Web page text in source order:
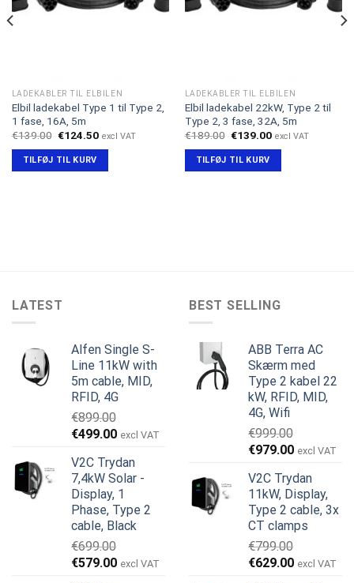
LADEKABLER TIL ELBILEN
Elbil ladekabel Type 1 til Type 2,
1 fase, 16A, 5m
€139.00 Den
pris
var:
€139.00.
€124.50Den
€124.50.
excl VAT
TILFØJ TIL KURV
LADEKABLER TIL ELBILEN
Elbil ladekabel 22kW, Type 2 til
Type 2, 3 fase, 32A, 5m
€189.00 Den
pris
var:
€189.00.
€139.00Den
€139.00.
excl VAT
TILFØJ TIL KURV
LATEST
Alfen Single S-
Line 11kW with
5m cable, MID,
RFID, 4G
€899.00
Den
pris
var:
€899.00.
€499.00Den
pris
er:
€499.00.
excl VAT
V2C Trydan
7,4kW Solar -
Display, 1
Phase, Type 2
cable, Black
€699.00
Den
€579.00Den
excl VAT
BEST SELLING
ABB Terra AC
Skærm med
Type 2 kabel 22
kW, RFID, MID,
4G, Wifi
€999.00
Den
pris
var:
€999.00.
€979.00Den
pris
er:
€979.00.
excl VAT
V2C Trydan
11kW, Display,
Type 2 cable, 3x
CT clamps
€799.00
Den
€629.00Den
excl VAT